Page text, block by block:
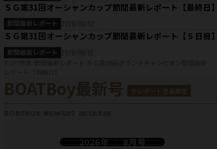
ＳＧ第31回オーシャンカップ節間最新レポート【最終日
節間最新レポート
ＳＧ第31回オーシャンカップ節間最新レポート【５日目
節間最新レポート
BOATBoy最新号
BOATBOY NEWEST RELEASE
2026年 8月号